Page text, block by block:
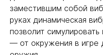
заместившим собой
руках динамическая
позволит
— от окружения в игре